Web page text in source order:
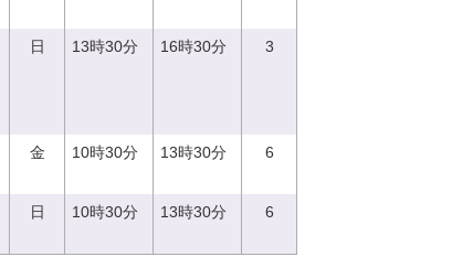
日 13時30分 16時30分 3
金 10時30分 13時30分 6
日 10時30分 13時30分 6